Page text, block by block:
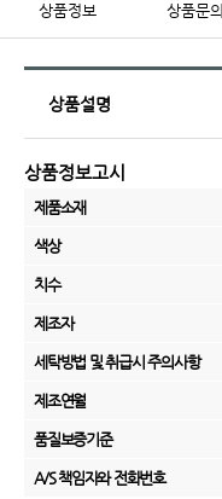
상품정보 상품문의
상품설명
상품정보고시
제품소재
색상
치수
제조자
세탁방법 및 취급시 주의사항
제조연월
품질보증기준
A/S 책임자와 전화번호